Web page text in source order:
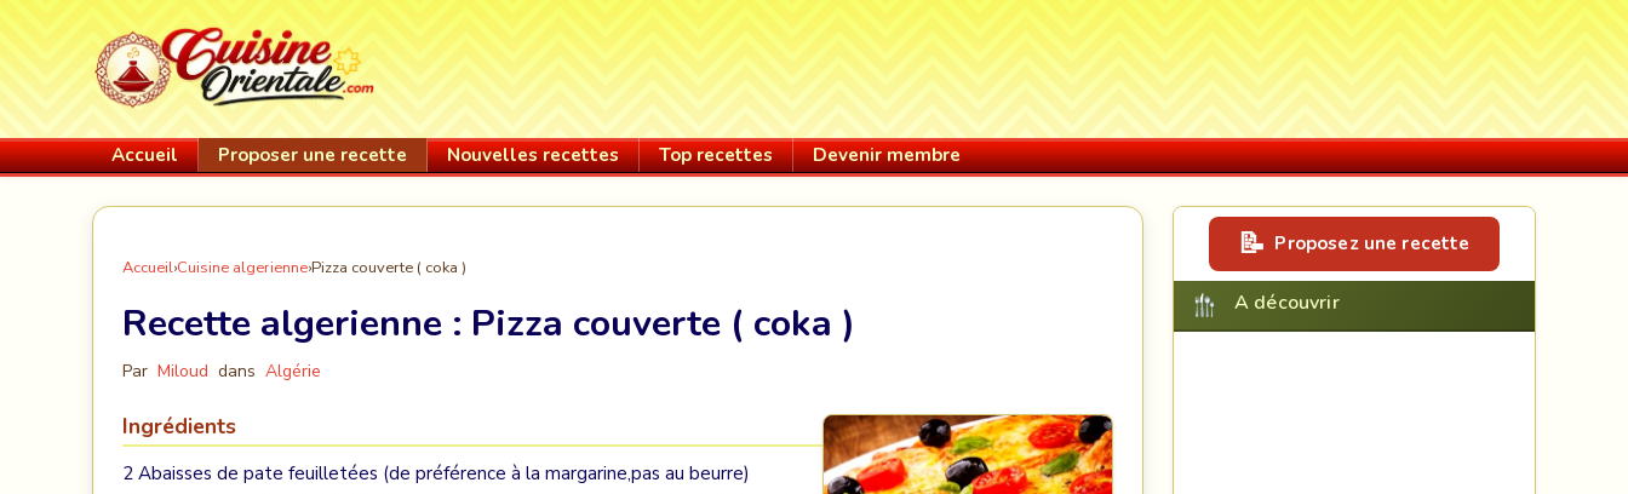
Accueil Proposer une recette Nouvelles recettes Top recettes Devenir membre
Accueil›Cuisine algerienne›Pizza couverte ( coka )
Recette algerienne : Pizza couverte ( coka )
Par Miloud dans Algérie
Ingrédients
2 Abaisses de pate feuilletées (de préférence à la margarine,pas au beurre)
Proposez une recette
A découvrir